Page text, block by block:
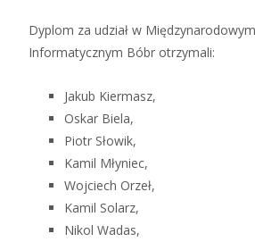
Dyplom za udział w
Informatycznym Bóbr otrzymali:
Jakub Kiermasz,
Oskar Biela,
Piotr Słowik,
Kamil Młyniec,
Wojciech Orzeł,
Kamil Solarz,
Nikol Wadas,